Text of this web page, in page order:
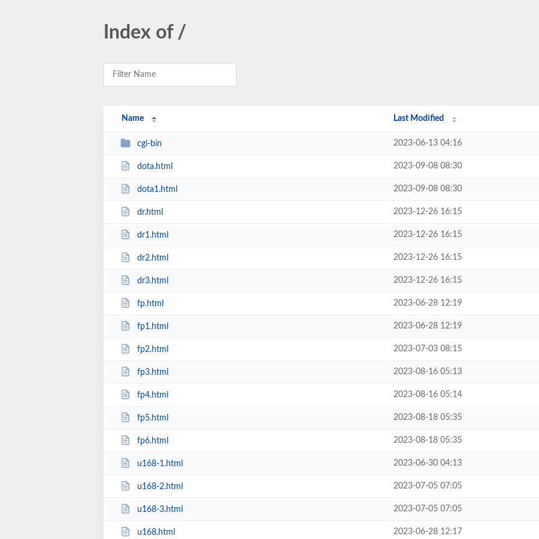
Index of /
Name Last Modified
cgi-bin 2023-06-13 04:16
dota.html 2023-09-08 08:30
dota1.html 2023-09-08 08:30
dr.html 2023-12-26 16:15
dr1.html 2023-12-26 16:15
dr2.html 2023-12-26 16:15
dr3.html 2023-12-26 16:15
fp.html 2023-06-28 12:19
fp1.html 2023-06-28 12:19
fp2.html 2023-07-03 08:15
fp3.html 2023-08-16 05:13
fp4.html 2023-08-16 05:14
fp5.html 2023-08-18 05:35
fp6.html 2023-08-18 05:35
u168-1.html 2023-06-30 04:13
u168-2.html 2023-07-05 07:05
u168-3.html 2023-07-05 07:05
u168.html 2023-06-28 12:17